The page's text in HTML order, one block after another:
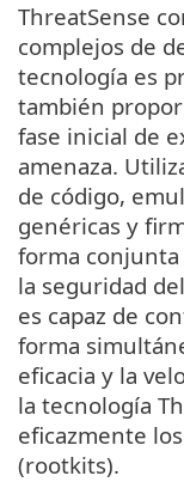
ThreatSense
complejos de
tecnología es
también
fase inicial de
amenaza.
de código,
genéricas y
forma
la seguridad
es capaz de
forma
eficacia y la
la tecnología
eficazmente
(rootkits).